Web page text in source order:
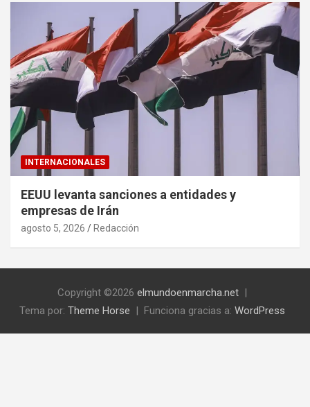
INTERNACIONALES
EEUU levanta sanciones a entidades y
empresas de Irán
agosto 5, 2026 Redacción
Copyright ©2026 elmundoenmarcha.net
Tema por: Theme Horse Funciona gracias a: WordPress